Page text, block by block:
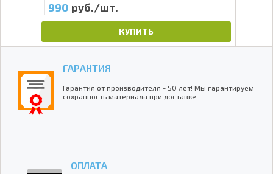
990 руб./шт.
КУПИТЬ
ГАРАНТИЯ
Гарантия от производителя - 50 лет! Мы гарантируем
сохранность материала при доставке.
ОПЛАТА